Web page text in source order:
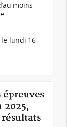
moins
le lundi 16
épreuves
2025,
résultats